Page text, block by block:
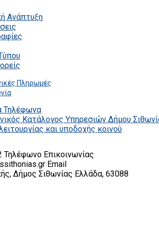
Ανάπτυξη
Πληρωμές
Τηλέφωνα
Κατάλογος Υπηρεσιών Δήμου
και υποδοχής κοινού
Τηλέφωνο Επικοινωνίας
Email
Δήμος Σιθωνίας Ελλάδα, 63088